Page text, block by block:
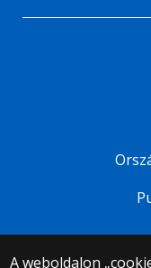
A weboldalon